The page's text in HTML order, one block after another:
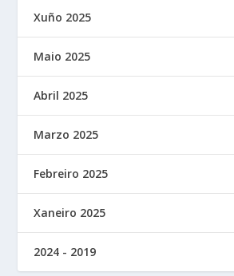
Xuño 2025
Maio 2025
Abril 2025
Marzo 2025
Febreiro 2025
Xaneiro 2025
2024 - 2019